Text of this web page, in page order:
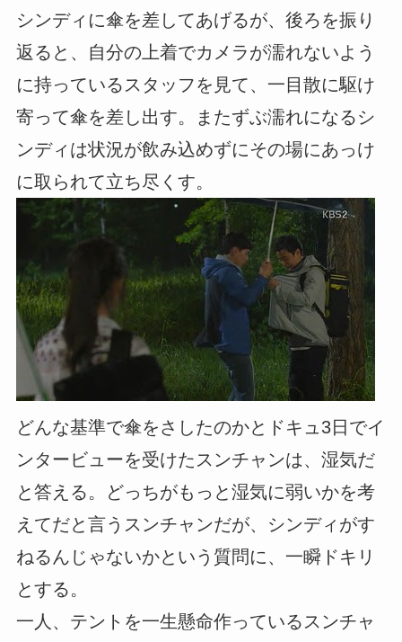
シンディに傘を差してあげるが、後ろを振り
返ると、自分の上着でカメラが濡れないよう
に持っているスタッフを見て、一目散に駆け
寄って傘を差し出す。またずぶ濡れになるシ
ンディは状況が飲み込めずにその場にあっけ
に取られて立ち尽くす。
どんな基準で傘をさしたのかとドキュ3日でイ
ンタービューを受けたスンチャンは、湿気だ
と答える。どっちがもっと湿気に弱いかを考
えてだと言うスンチャンだが、シンディがす
ねるんじゃないかという質問に、一瞬ドキリ
とする。
一人、テントを一生懸命作っているスンチャ